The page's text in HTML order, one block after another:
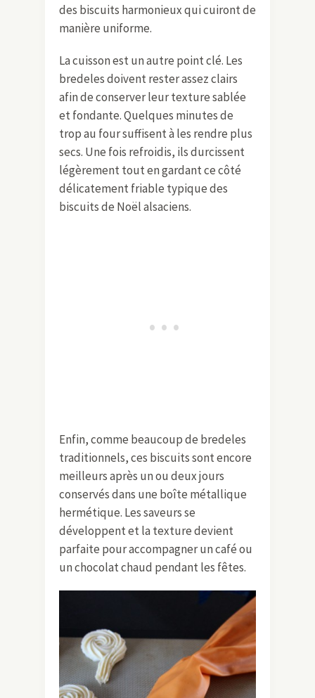
des biscuits harmonieux qui cuiront de
manière uniforme.
La cuisson est un autre point clé. Les
bredeles doivent rester assez clairs
afin de conserver leur texture sablée
et fondante. Quelques minutes de
trop au four suffisent à les rendre plus
secs. Une fois refroidis, ils durcissent
légèrement tout en gardant ce côté
délicatement friable typique des
biscuits de Noël alsaciens.
Enfin, comme beaucoup de bredeles
traditionnels, ces biscuits sont encore
meilleurs après un ou deux jours
conservés dans une boîte métallique
hermétique. Les saveurs se
développent et la texture devient
parfaite pour accompagner un café ou
un chocolat chaud pendant les fêtes.